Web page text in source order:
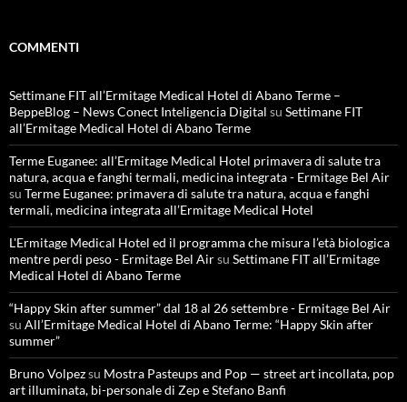
COMMENTI
Settimane FIT all’Ermitage Medical Hotel di Abano Terme –
BeppeBlog – News Conect Inteligencia Digital su Settimane FIT
all’Ermitage Medical Hotel di Abano Terme
Terme Euganee: all’Ermitage Medical Hotel primavera di salute tra
natura, acqua e fanghi termali, medicina integrata - Ermitage Bel Air
su Terme Euganee: primavera di salute tra natura, acqua e fanghi
termali, medicina integrata all’Ermitage Medical Hotel
L'Ermitage Medical Hotel ed il programma che misura l’età biologica
mentre perdi peso - Ermitage Bel Airsu Settimane FIT all’Ermitage
Medical Hotel di Abano Terme
“Happy Skin after summer” dal 18 al 26 settembre - Ermitage Bel Air
su All’Ermitage Medical Hotel di Abano Terme: “Happy Skin after
summer”
Bruno Volpezsu Mostra Pasteups and Pop — street art incollata, pop
art illuminata, bi-personale di Zep e Stefano Banfi